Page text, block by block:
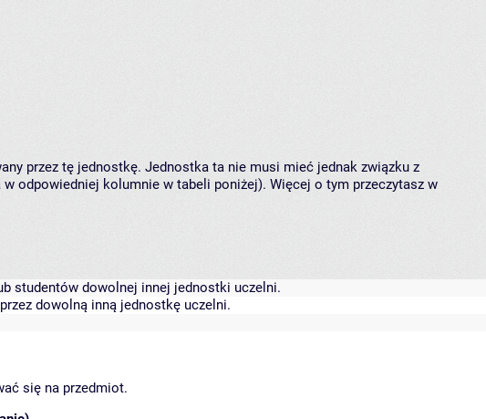
przez tę jednostkę. Jednostka ta nie musi mieć jednak związku z
odpowiedniej kolumnie w tabeli poniżej). Więcej o tym przeczytasz w
studentów dowolnej innej jednostki uczelni.
dowolną inną jednostkę uczelni.
się na przedmiot.